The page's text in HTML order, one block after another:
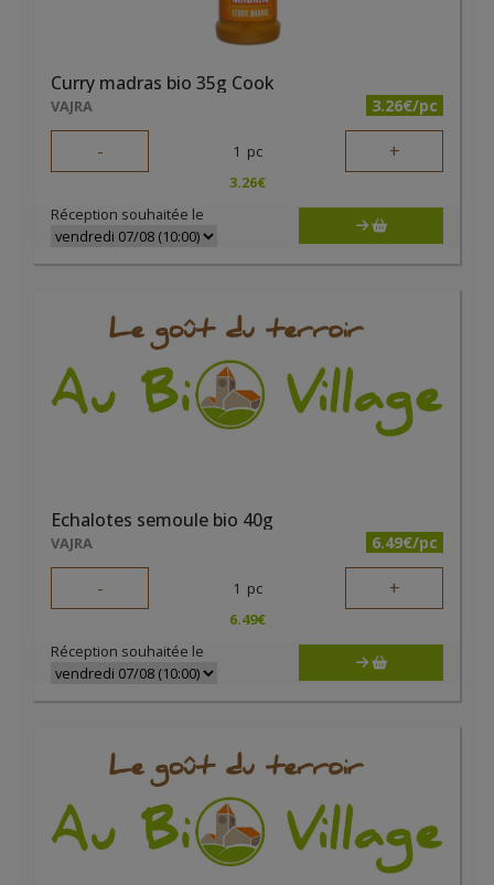
Curry madras bio 35g Cook
VAJRA 3.26€/pc
- 1 pc +
3.26€
Réception souhaitée le
Echalotes semoule bio 40g
VAJRA 6.49€/pc
- 1 pc +
6.49€
Réception souhaitée le